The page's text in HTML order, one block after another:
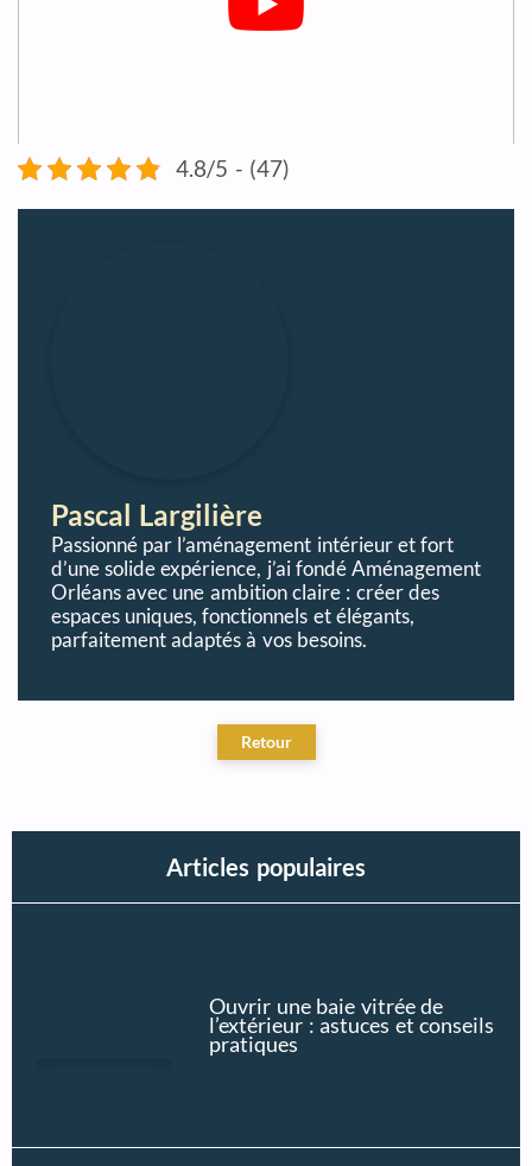
4.8/5 - (47)
Pascal Largilière
Passionné par l’aménagement intérieur et fort
d’une solide expérience, j’ai fondé Aménagement
Orléans avec une ambition claire : créer des
espaces uniques, fonctionnels et élégants,
parfaitement adaptés à vos besoins.
Articles populaires
Ouvrir une baie vitrée de
l’extérieur : astuces et conseils
pratiques